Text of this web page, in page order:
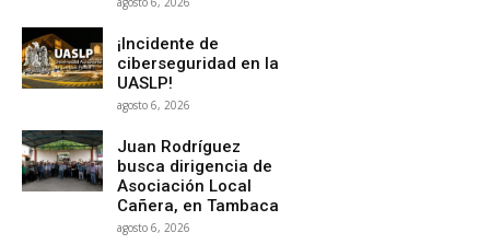
¡Incidente de
ciberseguridad en la
UASLP!
agosto 6, 2026
Juan Rodríguez
busca dirigencia de
Asociación Local
Cañera, en Tambaca
agosto 6, 2026